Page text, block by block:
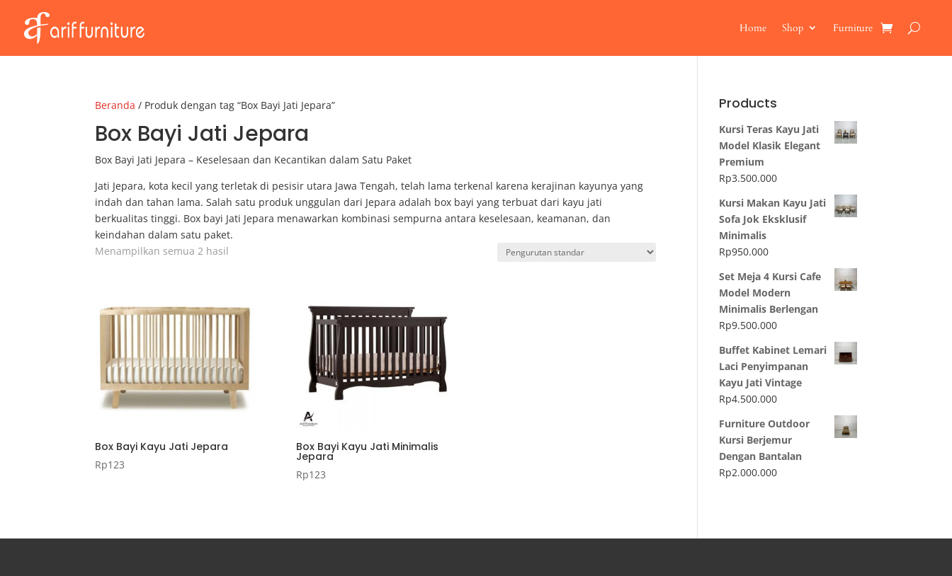
Home Shop Furniture
Beranda / Produk dengan tag “Box Bayi Jati Jepara”
Box Bayi Jati Jepara
Box Bayi Jati Jepara – Keselesaan dan Kecantikan dalam Satu Paket
Jati Jepara, kota kecil yang terletak di pesisir utara Jawa Tengah, telah lama terkenal karena kerajinan kayunya yang
indah dan tahan lama. Salah satu produk unggulan dari Jepara adalah box bayi yang terbuat dari kayu jati
berkualitas tinggi. Box bayi Jati Jepara menawarkan kombinasi sempurna antara keselesaan, keamanan, dan
keindahan dalam satu paket.
Menampilkan semua 2 hasil
Box Bayi Kayu Jati Jepara
Rp123
Box Bayi Kayu Jati Minimalis
Jepara
Rp123
Products
Kursi Teras Kayu Jati
Model Klasik Elegant
Premium
Rp3.500.000
Kursi Makan Kayu Jati
Sofa Jok Eksklusif
Minimalis
Rp950.000
Set Meja 4 Kursi Cafe
Model Modern
Minimalis Berlengan
Rp9.500.000
Buffet Kabinet Lemari
Laci Penyimpanan
Kayu Jati Vintage
Rp4.500.000
Furniture Outdoor
Kursi Berjemur
Dengan Bantalan
Rp2.000.000